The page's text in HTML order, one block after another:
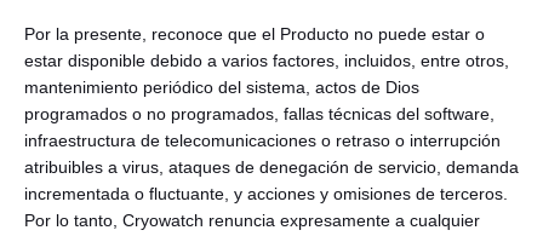
Por la presente, reconoce que el Producto no puede estar o
estar disponible debido a varios factores, incluidos, entre otros,
mantenimiento periódico del sistema, actos de Dios
programados o no programados, fallas técnicas del software,
infraestructura de telecomunicaciones o retraso o interrupción
atribuibles a virus, ataques de denegación de servicio, demanda
incrementada o fluctuante, y acciones y omisiones de terceros.
Por lo tanto, Cryowatch renuncia expresamente a cualquier